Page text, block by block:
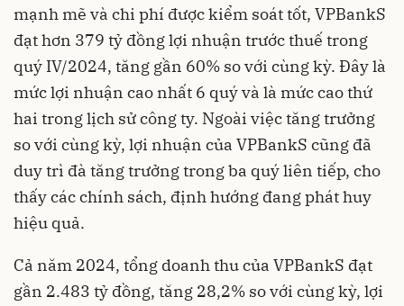
mạnh mẽ và chi phí được kiểm soát tốt, VPBankS
đạt hơn 379 tỷ đồng lợi nhuận trước thuế trong
quý IV/2024, tăng gần 60% so với cùng kỳ. Đây là
mức lợi nhuận cao nhất 6 quý và là mức cao thứ
hai trong lịch sử công ty. Ngoài việc tăng trưởng
so với cùng kỳ, lợi nhuận của VPBankS cũng đã
duy trì đà tăng trưởng trong ba quý liên tiếp, cho
thấy các chính sách, định hướng đang phát huy
hiệu quả.
Cả năm 2024, tổng doanh thu của VPBankS đạt
gần 2.483 tỷ đồng, tăng 28,2% so với cùng kỳ, lợi